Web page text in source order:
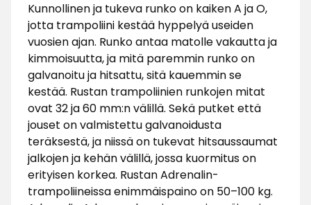
Kunnollinen ja tukeva runko on kaiken A ja O,
jotta trampoliini kestää hyppelyä useiden
vuosien ajan. Runko antaa matolle vakautta ja
kimmoisuutta, ja mitä paremmin runko on
galvanoitu ja hitsattu, sitä kauemmin se
kestää. Rustan trampoliinien runkojen mitat
ovat 32 ja 60 mm:n välillä. Sekä putket että
jouset on valmistettu galvanoidusta
teräksestä, ja niissä on tukevat hitsaussaumat
jalkojen ja kehän välillä, jossa kuormitus on
erityisen korkea. Rustan Adrenalin-
trampoliineissa enimmäispaino on 50–100 kg.